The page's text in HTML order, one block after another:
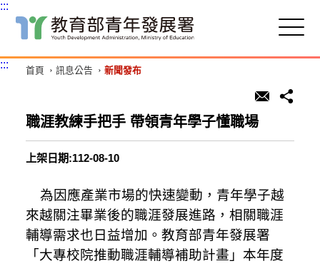
主
要
塊
:::
::: 首頁 訊息公告 新聞發布
職涯教練手把手 帶領青年學子懂職場
上架日期:112-08-10
為因應產業市場的快速變動，青年學子越
來越關注畢業後的職涯發展進路，相關職涯
輔導需求也日益增加。教育部青年發展署
「大專校院推動職涯輔導補助計畫」 本年度